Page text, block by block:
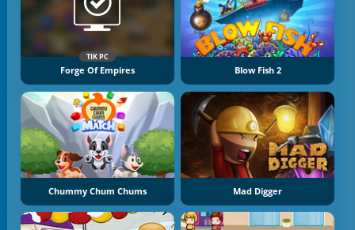
TIK PC
Forge Of Empires Blow Fish 2
Chummy Chum Chums Mad Digger